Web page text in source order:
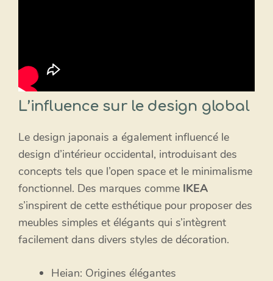
L’influence sur le design global
Le design japonais a également influencé le
design d’intérieur occidental, introduisant des
concepts tels que l’open space et le minimalisme
fonctionnel. Des marques comme IKEA
s’inspirent de cette esthétique pour proposer des
meubles simples et élégants qui s’intègrent
facilement dans divers styles de décoration.
Heian: Origines élégantes